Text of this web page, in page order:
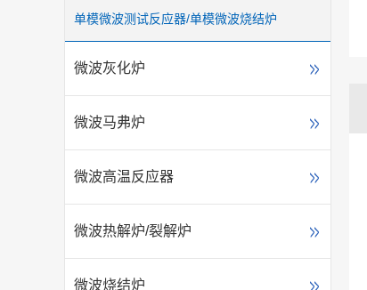
单模微波测试反应器/单模微波烧结炉
微波灰化炉
微波马弗炉
微波高温反应器
微波热解炉/裂解炉
微波烧结炉